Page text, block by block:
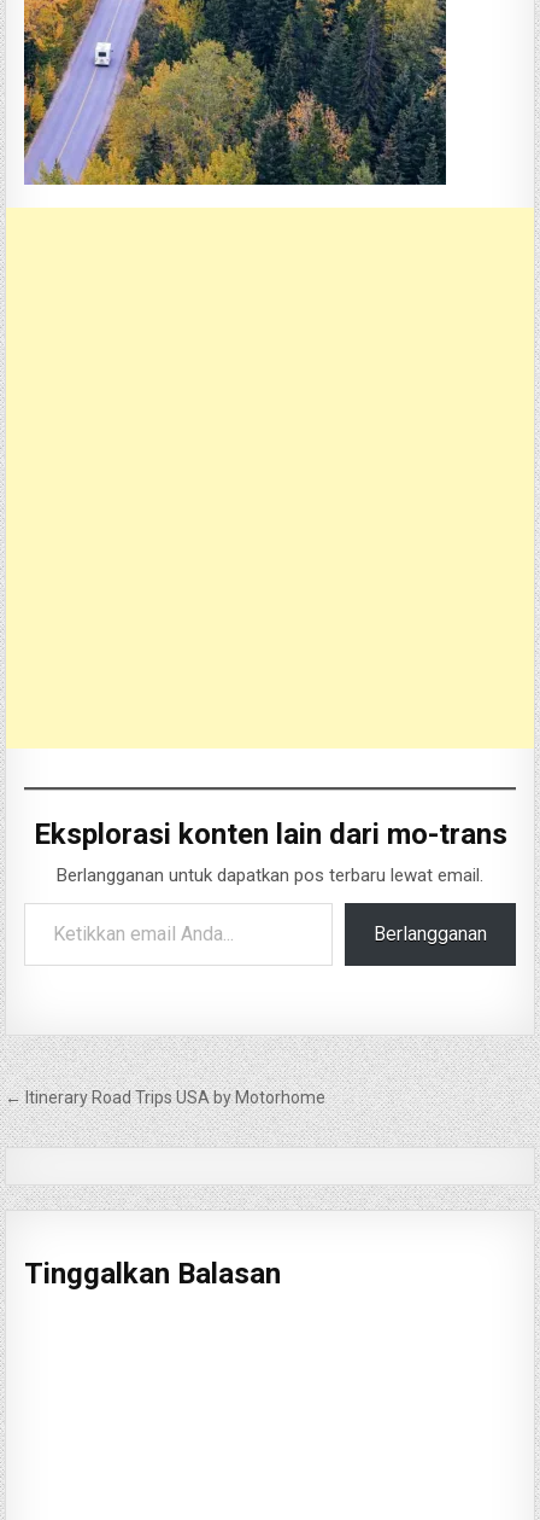
Eksplorasi konten lain dari mo-trans
Berlangganan untuk dapatkan pos terbaru lewat email.
Ketikkan email Anda...
Berlangganan
Navigasi
pos
← Itinerary Road Trips USA by Motorhome
Tinggalkan Balasan